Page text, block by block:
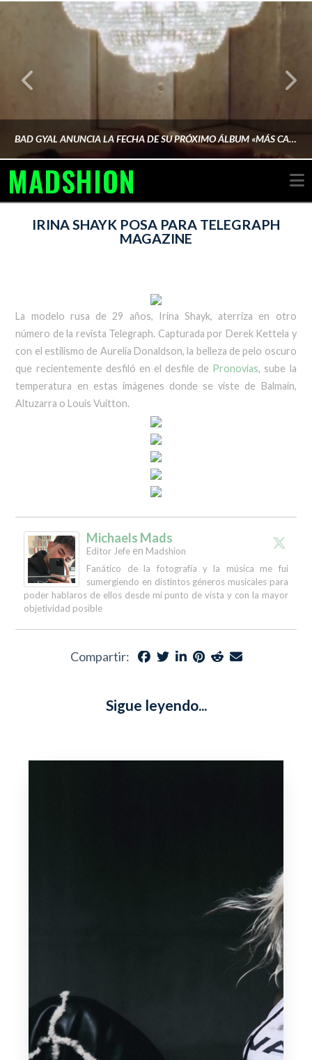
BAD GYAL ANUNCIA LA FECHA DE SU PRÓXIMO ÁLBUM «MÁS CARA»
MADSHION
IRINA SHAYK POSA PARA TELEGRAPH
MAGAZINE
La modelo rusa de 29 años, Irina Shayk, aterriza en otro
número de la revista Telegraph. Capturada por Derek Kettela y
con el estilismo de Aurelia Donaldson, la belleza de pelo oscuro
que recientemente desfiló en el desfile de Pronovias, sube la
temperatura en estas imágenes donde se viste de Balmain,
Altuzarra o Louis Vuitton.
Michaels Mads
Editor Jefe en Madshion
Fanático de la fotografía y la música me fui
sumergiendo en distintos géneros musicales para
poder hablaros de ellos desde mi punto de vista y con la mayor
objetividad posible
Compartir:
Sigue leyendo...